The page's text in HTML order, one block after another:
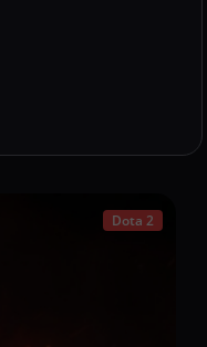
Dota 2